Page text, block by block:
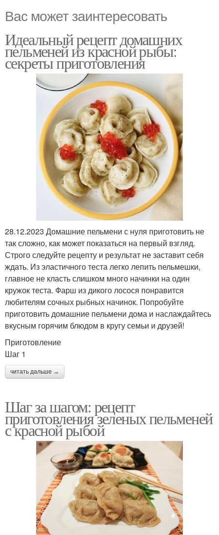
Вас может заинтересовать
Идеальный рецепт домашних
пельменей из красной рыбы:
секреты приготовления
28.12.2023 Домашние пельмени с нуля приготовить не
так сложно, как может показаться на первый взгляд.
Строго следуйте рецепту и результат не заставит себя
ждать. Из эластичного теста легко лепить пельмешки,
главное не класть слишком много начинки на один
кружок теста. Фарш из дикого лосося понравится
любителям сочных рыбных начинок. Попробуйте
приготовить домашние пельмени дома и наслаждайтесь
вкусным горячим блюдом в кругу семьи и друзей!
Приготовление
Шаг 1
читать дальше →
Шаг за шагом: рецепт
приготовления зеленых пельменей
с красной рыбой